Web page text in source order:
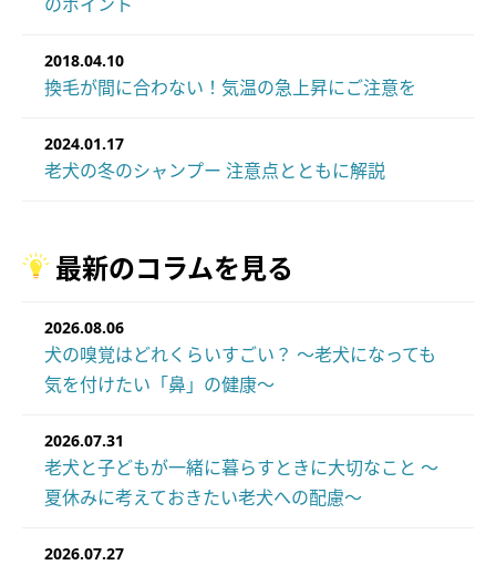
2018.04.10
換毛が間に合わない！気温の急上昇にご注意を
2024.01.17
老犬の冬のシャンプー 注意点とともに解説
最新のコラムを見る
2026.08.06
犬の嗅覚はどれくらいすごい？ ～老犬になっても
気を付けたい「鼻」の健康～
2026.07.31
老犬と子どもが一緒に暮らすときに大切なこと ～
夏休みに考えておきたい老犬への配慮～
2026.07.27